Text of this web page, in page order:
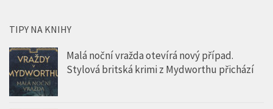
TIPY NA KNIHY
Malá noční vražda otevírá nový případ.
Stylová britská krimi z Mydworthu přichází